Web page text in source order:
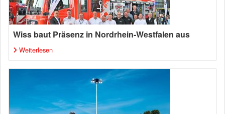
Wiss baut Präsenz in Nordrhein-Westfalen aus
Weiterlesen